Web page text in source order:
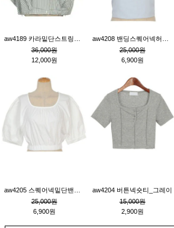
36,000원
12,000원
25,000원
6,900원
25,000원
6,900원
aw4204 버튼넥숏티_그레이
15,000원
2,900원